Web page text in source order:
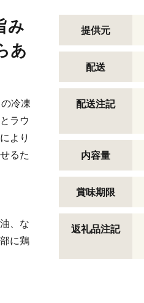
み
あ
冷凍
ラウ
より
るた
、な
に鶏
提供元
配送
配送注記
内容量
賞味期限
返礼品注記